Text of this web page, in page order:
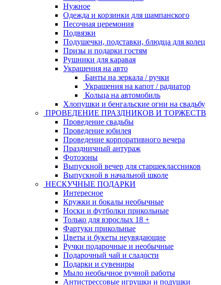
Нужное
Одежда и корзинки для шампанского
Песочная церемония
Подвязки
Подушечки, подставки, блюдца для колец
Призы и подарки гостям
Рушники для каравая
Украшения на авто
Банты на зеркала / ручки
Украшения на капот / радиатор
Кольца на автомобиль
Хлопушки и бенгальские огни на свадьбу
ПРОВЕДЕНИЕ ПРАЗДНИКОВ И ТОРЖЕСТВ
Проведение свадьбы
Проведение юбилея
Проведение корпоративного вечера
Праздничный антураж
Фотозоны
Выпускной вечер для старшеклассников
Выпускной в начальной школе
НЕСКУЧНЫЕ ПОДАРКИ
Интересное
Кружки и бокалы необычные
Носки и футболки прикольные
Только для взрослых 18 +
Фартуки прикольные
Цветы и букеты неувядающие
Ручки подарочные и необычные
Подарочный чай и сладости
Подарки и сувениры
Мыло необычное ручной работы
Антистрессовые игрушки и подушки